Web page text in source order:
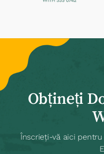
Obțineți
Înscrieți-vă aici